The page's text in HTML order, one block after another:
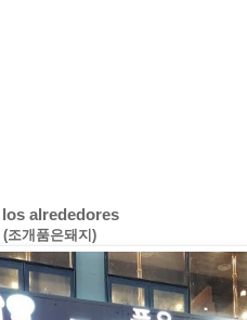
alrededores
개품은돼지)